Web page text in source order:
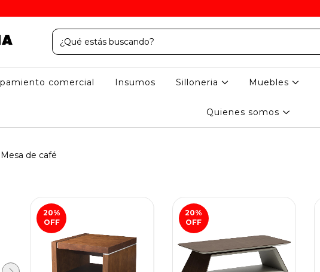
comercial Insumos Silloneria Muebles
Quienes somos
Mesa de café
20%
OFF
20%
OFF